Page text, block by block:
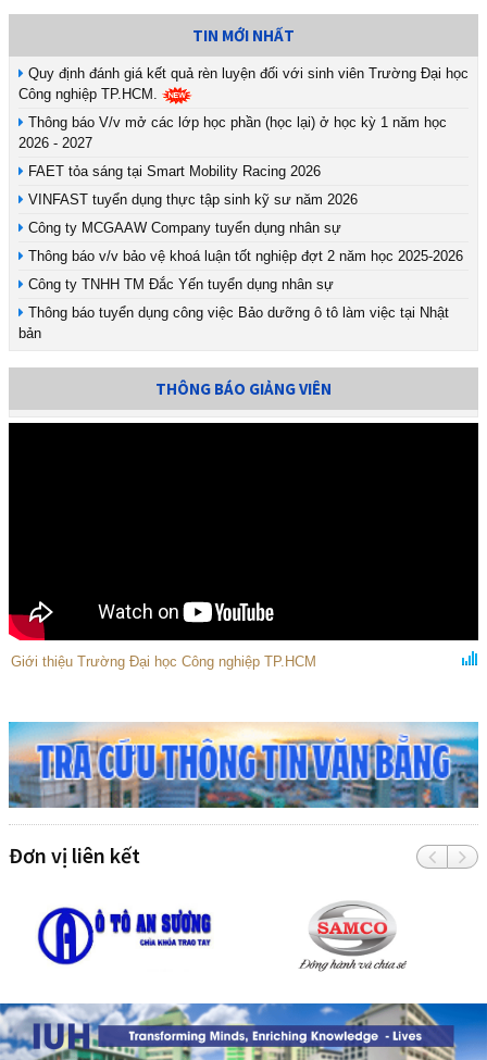
TIN MỚI NHẤT
Quy định đánh giá kết quả rèn luyện đối với sinh viên Trường Đại học
Công nghiệp TP.HCM.
Thông báo V/v mở các lớp học phần (học lại) ở học kỳ 1 năm học
2026 - 2027
FAET tỏa sáng tại Smart Mobility Racing 2026
VINFAST tuyển dụng thực tập sinh kỹ sư năm 2026
Công ty MCGAAW Company tuyển dụng nhân sự
Thông báo v/v bảo vệ khoá luận tốt nghiệp đợt 2 năm học 2025-2026
Công ty TNHH TM Đắc Yến tuyển dụng nhân sự
Thông báo tuyển dụng công việc Bảo dưỡng ô tô làm việc tại Nhật
bản
THÔNG BÁO GIẢNG VIÊN
Giới thiệu Trường Đại học Công nghiệp TP.HCM
Đơn vị liên kết